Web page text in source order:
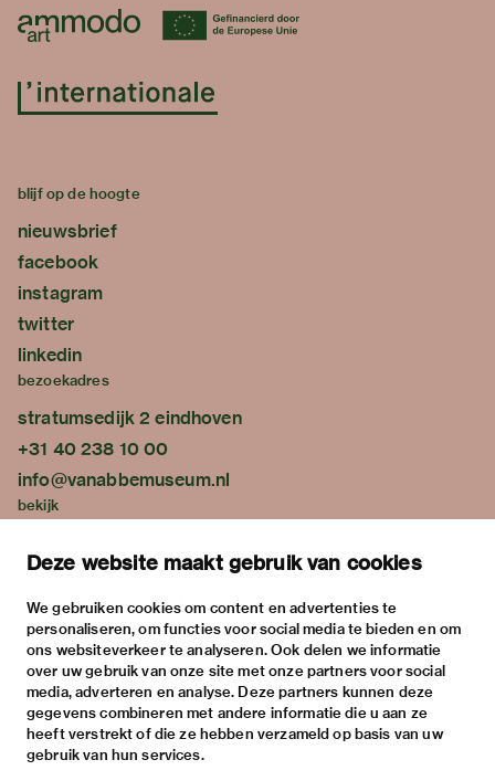
Deze website maakt gebruik van cookies
We gebruiken cookies om content en advertenties te
personaliseren, om functies voor social media te bieden en om
ons websiteverkeer te analyseren. Ook delen we informatie
over uw gebruik van onze site met onze partners voor social
media, adverteren en analyse. Deze partners kunnen deze
gegevens combineren met andere informatie die u aan ze
heeft verstrekt of die ze hebben verzameld op basis van uw
gebruik van hun services.
blijf op de hoogte
nieuwsbrief
facebook
instagram
twitter
linkedin
bezoekadres
stratumsedijk 2 eindhoven
+31 40 238 10 00
info@vanabbemuseum.nl
bekijk
activiteiten
praktische informatie
over
het museum
de collectie
fondsen & partners